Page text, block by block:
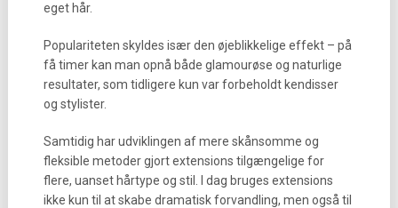
eget hår.
Populariteten skyldes især den øjeblikkelige effekt – på
få timer kan man opnå både glamourøse og naturlige
resultater, som tidligere kun var forbeholdt kendisser
og stylister.
Samtidig har udviklingen af mere skånsomme og
fleksible metoder gjort extensions tilgængelige for
flere, uanset hårtype og stil. I dag bruges extensions
ikke kun til at skabe dramatisk forvandling, men også til